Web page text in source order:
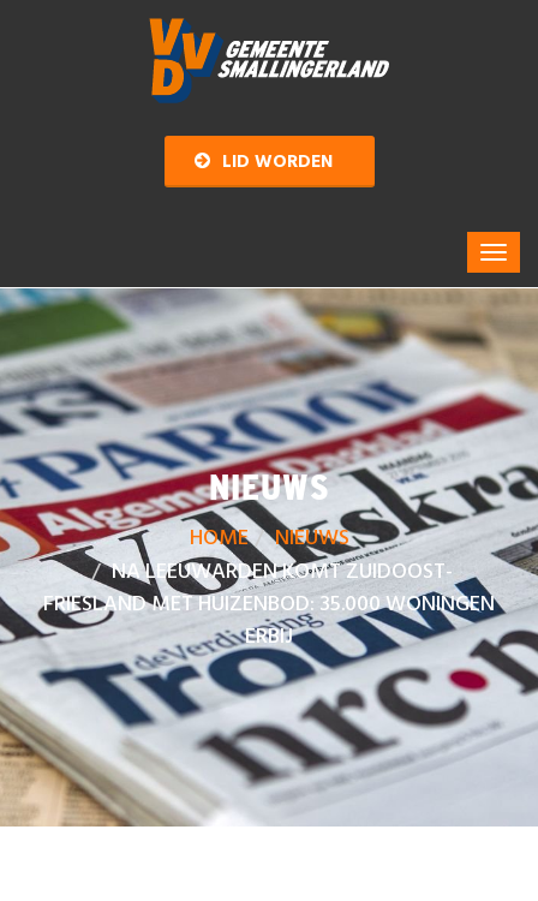
LID WORDEN
NIEUWS
HOME
NIEUWS
NA LEEUWARDEN KOMT ZUIDOOST-
FRIESLAND MET HUIZENBOD: 35.000 WONINGEN
ERBIJ